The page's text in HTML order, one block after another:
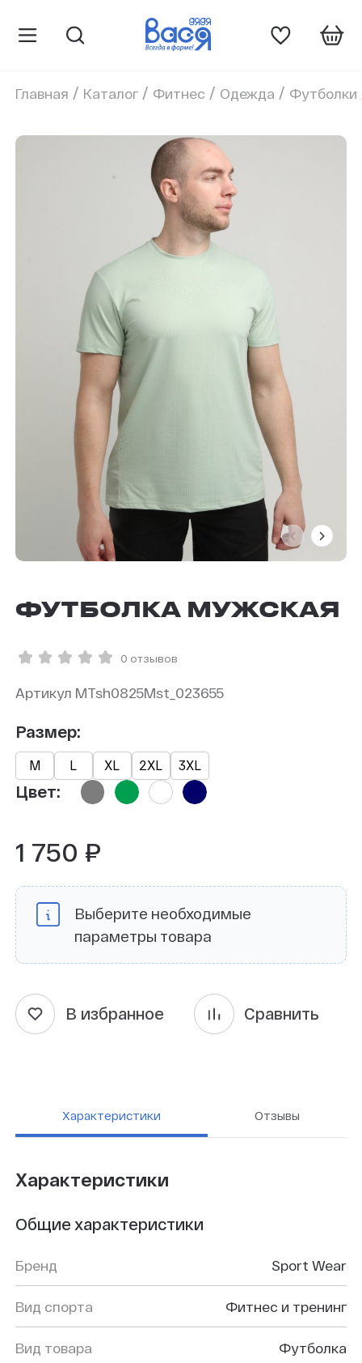
Главная / Каталог/ Фитнес / Одежда / Футболки
ФУТБОЛКА МУЖСКАЯ
0 отзывов
Артикул MTsh0825Mst_023655
Размер:
М L XL 2XL 3XL
Цвет:
1 750 ₽
Выберите необходимые
параметры товара
В избранное Сравнить
Характеристики Отзывы
Характеристики
Общие характеристики
Бренд Sport Wear
Вид спорта Фитнес и тренинг
Вид товара Футболка